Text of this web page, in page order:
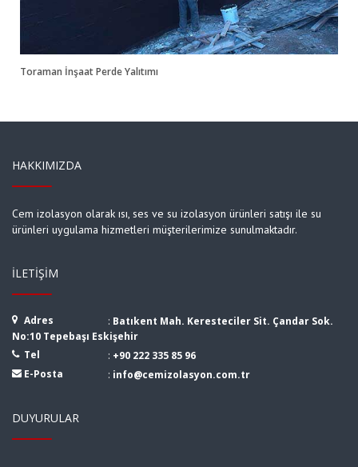
Toraman İnşaat Perde Yalıtımı
HAKKIMIZDA
Cem izolasyon olarak ısı, ses ve su izolasyon ürünleri satışı ile su
ürünleri uygulama hizmetleri müşterilerimize sunulmaktadır.
İLETIŞIM
Adres : Batıkent Mah. Keresteciler Sit. Çandar Sok.
No:10 Tepebaşı Eskişehir
Tel
: +90 222 335 85 96
E-Posta
: info@cemizolasyon.com.tr
DUYURULAR